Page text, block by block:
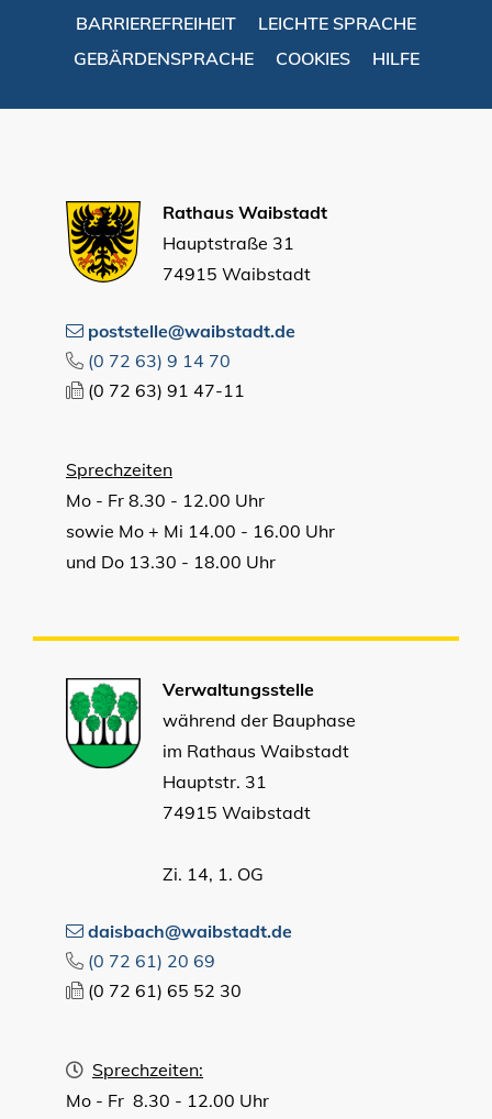
BARRIEREFREIHEIT
LEICHTE SPRACHE
GEBÄRDENSPRACHE
COOKIES HILFE
Rathaus Waibstadt
Hauptstraße 31
74915 Waibstadt
poststelle@waibstadt.de
(0 72 63) 9 14 70
(0 72 63) 91 47-11
Sprechzeiten
Mo - Fr 8.30 - 12.00 Uhr
sowie Mo + Mi 14.00 - 16.00 Uhr
und Do 13.30 - 18.00 Uhr
Verwaltungsstelle
während der Bauphase
im Rathaus Waibstadt
Hauptstr. 31
74915 Waibstadt
Zi. 14, 1. OG
daisbach@waibstadt.de
(0 72 61) 20 69
(0 72 61) 65 52 30
Sprechzeiten:
Mo - Fr 8.30 - 12.00 Uhr